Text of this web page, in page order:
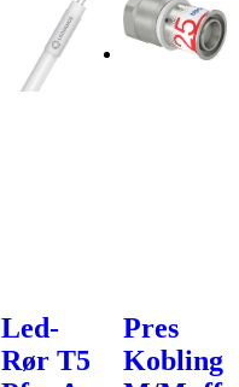
Led-
Rør T5
Pres
Kobling